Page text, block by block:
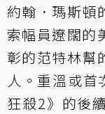
約翰．瑪斯頓
索幅員遼闊的
彰的范特林幫
人。重溫或首
狂殺2》的後